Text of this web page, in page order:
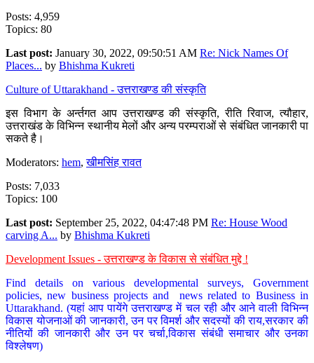
Posts: 4,959
Topics: 80
Last post: January 30, 2022, 09:50:51 AM Re: Nick Names Of
Places... by Bhishma Kukreti
Culture of Uttarakhand - उत्तराखण्ड की संस्कृति
इस विभाग के अर्न्तगत आप उत्तराखण्ड की संस्कृति, रीति रिवाज, त्यौहार,
उत्तराखंड के विभिन्न स्थानीय मेलों और अन्य परम्पराओं से संबंधित जानकारी पा
सकते है।
Moderators: hem,खीमसिंह रावत
Posts: 7,033
Topics: 100
Last post: September 25, 2022, 04:47:48 PM Re: House Wood
carving A... by Bhishma Kukreti
Development Issues - उत्तराखण्ड के विकास से संबंधित मुद्दे !
Find details on various developmental surveys, Government
policies, new business projects and news related to Business in
Uttarakhand. (यहां आप पायेंगे उत्तराखण्ड में चल रही और आने वाली विभिन्न
विकास योजनाओं की जानकारी, उन पर विमर्श और सदस्यों की राय,सरकार की
नीतियों की जानकारी और उन पर चर्चा,विकास संबंधी समाचार और उनका
विश्लेषण)